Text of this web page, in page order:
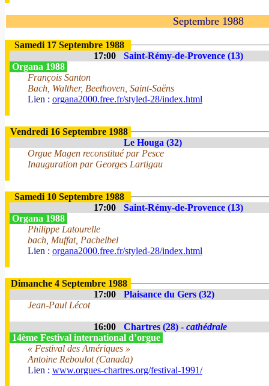
Septembre 1988
Samedi 17 Septembre 1988
17:00
Saint-Rémy-de-Provence (13)
Organa 1988
François Santon
Bach, Walther, Beethoven, Saint-Saëns
Lien : organa2000.free.fr/styled-28/index.html
Vendredi 16 Septembre 1988
Le Houga (32)
Orgue Magen reconstitué par Pesce
Inauguration par Georges Lartigau
Samedi 10 Septembre 1988
17:00
Saint-Rémy-de-Provence (13)
Organa 1988
Philippe Latourelle
bach, Muffat, Pachelbel
Lien : organa2000.free.fr/styled-28/index.html
Dimanche 4 Septembre 1988
17:00
Plaisance du Gers (32)
Jean-Paul Lécot
16:00 Chartres (28) - cathédrale
14ème Festival international d’orgue
« Festival des Amériques »
Antoine Reboulot (Canada)
Lien : www.orgues-chartres.org/festival-1991/